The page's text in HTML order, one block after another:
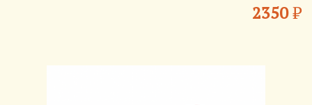
2350₽